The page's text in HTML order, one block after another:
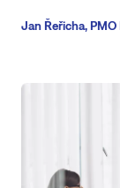
Jan Řeřicha,